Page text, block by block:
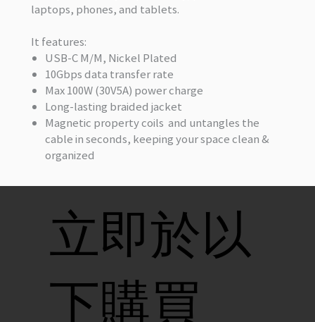
laptops, phones, and tablets.
It features:
USB-C M/M, Nickel Plated
10Gbps data transfer rate
Max 100W (30V5A) power charge
Long-lasting braided jacket
Magnetic property coils and untangles the
cable in seconds, keeping your space clean &
organized
立即於以
下購買